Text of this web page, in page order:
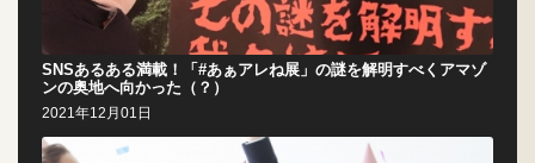
SNSあるある満載！「#あぁアレね展」の謎を解明すべくアマゾ
ンの奥地へ向かった（？）
2021年12月01日